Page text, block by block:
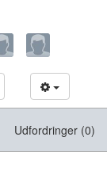
Udfordringer (0)